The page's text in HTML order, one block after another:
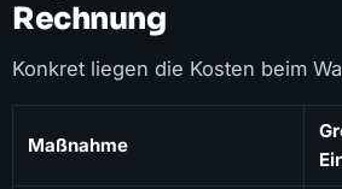
Rechnung
Konkret liegen die Kosten beim
Maßnahme